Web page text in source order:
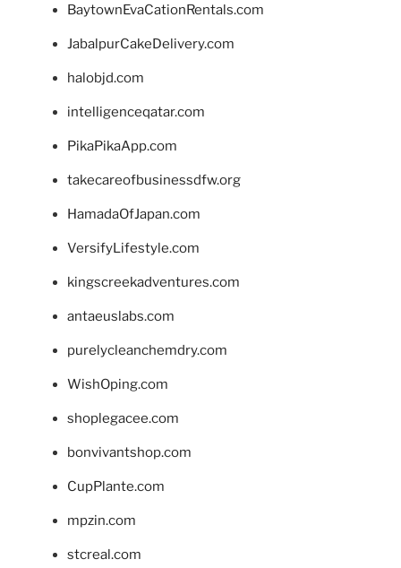
BaytownEvaCationRentals.com
JabalpurCakeDelivery.com
halobjd.com
intelligenceqatar.com
PikaPikaApp.com
takecareofbusinessdfw.org
HamadaOfJapan.com
VersifyLifestyle.com
kingscreekadventures.com
antaeuslabs.com
purelycleanchemdry.com
WishOping.com
shoplegacee.com
bonvivantshop.com
CupPlante.com
mpzin.com
stcreal.com